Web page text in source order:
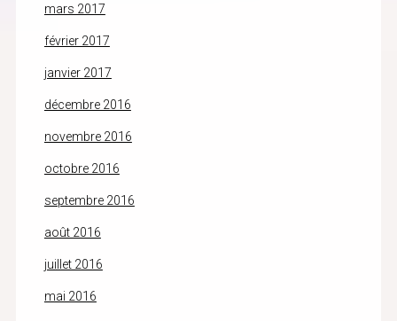
mars 2017
février 2017
janvier 2017
décembre 2016
novembre 2016
octobre 2016
septembre 2016
août 2016
juillet 2016
mai 2016